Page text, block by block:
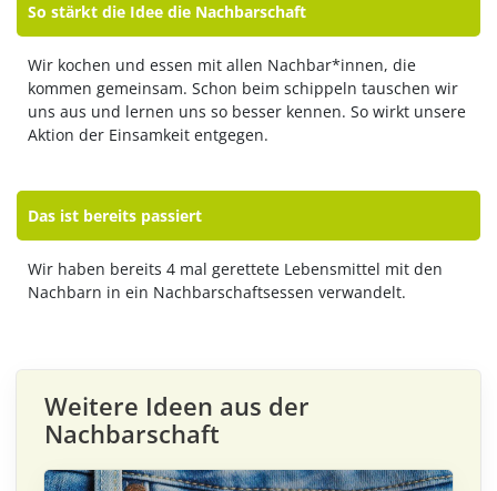
So stärkt die Idee die Nachbarschaft
Wir kochen und essen mit allen Nachbar*innen, die
kommen gemeinsam. Schon beim schippeln tauschen wir
uns aus und lernen uns so besser kennen. So wirkt unsere
Aktion der Einsamkeit entgegen.
Das ist bereits passiert
Wir haben bereits 4 mal gerettete Lebensmittel mit den
Nachbarn in ein Nachbarschaftsessen verwandelt.
Weitere Ideen aus der
Nachbarschaft